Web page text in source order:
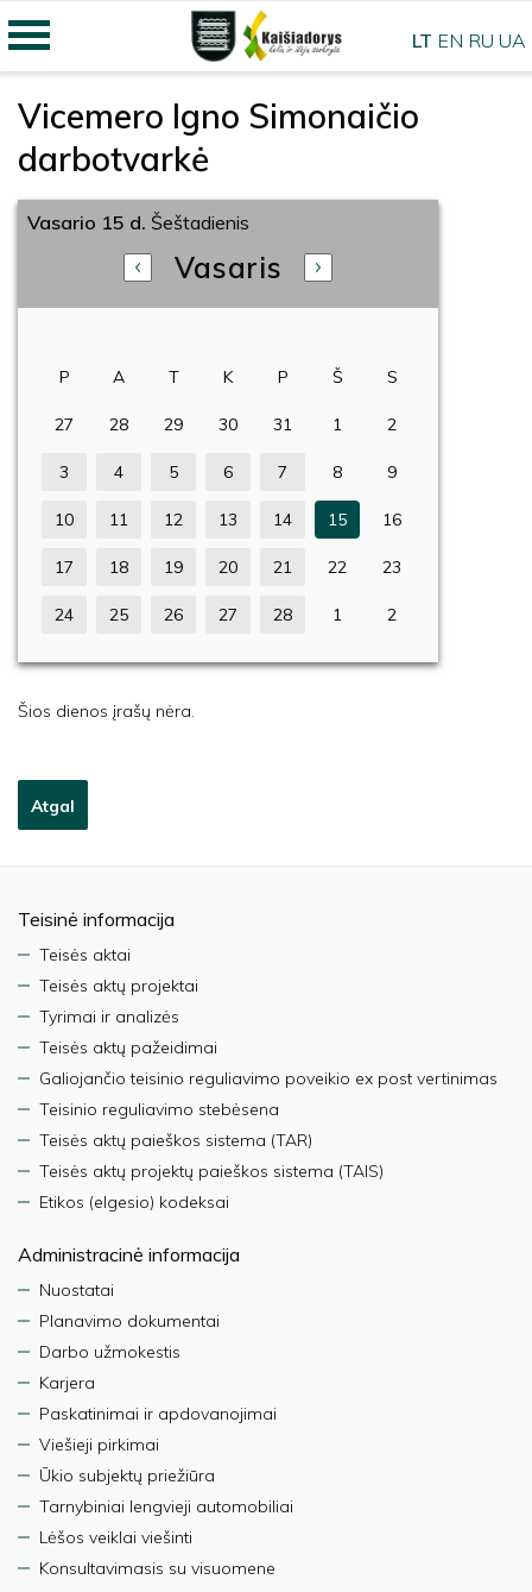
Vicemero Igno Simonaičio
darbotvarkė
Vasario 15 d. Šeštadienis
Vasaris
P A T K P Š S
27 28 29 30 31 1 2
3 4 5 6 7 8 9
10 11 12 13 14 15 16
17 18 19 20 21 22 23
24 25 26 27 28 1 2
Šios dienos įrašų nėra.
Atgal
Teisinė informacija
Teisės aktai
Teisės aktų projektai
Tyrimai ir analizės
Teisės aktų pažeidimai
Galiojančio teisinio reguliavimo poveikio ex post vertinimas
Teisinio reguliavimo stebėsena
Teisės aktų paieškos sistema (TAR)
Teisės aktų projektų paieškos sistema (TAIS)
Etikos (elgesio) kodeksai
Administracinė informacija
Nuostatai
Planavimo dokumentai
Darbo užmokestis
Karjera
Paskatinimai ir apdovanojimai
Viešieji pirkimai
Ūkio subjektų priežiūra
Tarnybiniai lengvieji automobiliai
Lėšos veiklai viešinti
Konsultavimasis su visuomene
LT EN RU UA